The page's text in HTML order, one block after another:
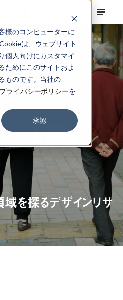
様のコンピューターに
は、ウェブサイト
個人向けにカスタマイ
ためにこのサイトおよ
ものです。当社の
プライバシーポリシーを
承認
を探るデザインリサ